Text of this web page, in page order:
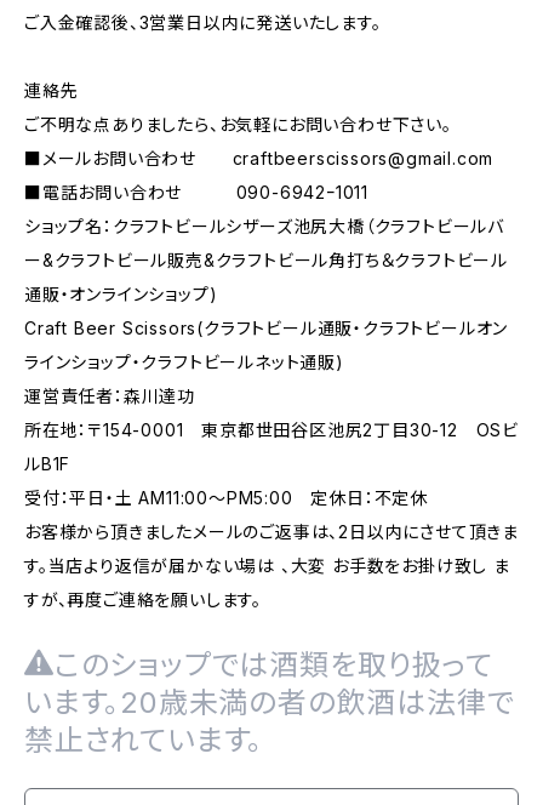
ご入金確認後、3営業日以内に発送いたします。
連絡先
ご不明な点ありましたら、お気軽にお問い合わせ下さい。
■メールお問い合わせ craftbeerscissors@gmail.com
■電話お問い合わせ 090-6942ｰ1011
ショップ名：クラフトビールシザーズ池尻大橋（クラフトビールバ
ー&クラフトビール販売&クラフトビール角打ち＆クラフトビール
通販・オンラインショップ)
Craft Beer Scissors(クラフトビール通販・クラフトビールオン
ラインショップ・クラフトビールネット通販)
運営責任者：森川達功
所在地：〒154-0001 東京都世田谷区池尻2丁目30-12 OSビ
ルB1F
受付：平日・土 AM11:00～PM5:00 定休日：不定休
お客様から頂きましたメールのご返事は、2日以内にさせて頂きま
す。当店より返信が届かない場は 、大変 お手数をお掛け致し ま
すが、再度ご連絡を願いします。
このショップでは酒類を取り扱って
います。20歳未満の者の飲酒は法律で
禁止されています。